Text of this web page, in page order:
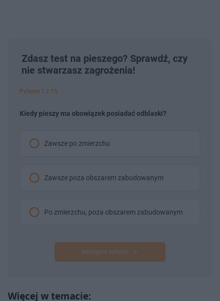
Zdasz test na pieszego? Sprawdź, czy
nie stwarzasz zagrożenia!
Pytanie 1 z 15
Kiedy pieszy ma obowiązek posiadać odblaski?
Zawsze po zmierzchu
Zawsze poza obszarem zabudowanym
Po zmierzchu, poza obszarem zabudowanym
Następne pytanie